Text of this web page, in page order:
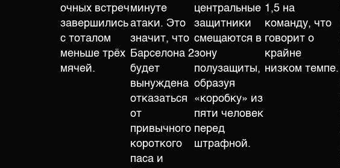
очных встреч
завершились
с тоталом
меньше трёх
мячей.
минуте
атаки. Это
значит, что
Барселона 2
будет
вынуждена
отказаться
от
привычного
короткого
паса и
центральные
защитники
смещаются в
зону
полузащиты,
образуя
«коробку» из
пяти человек
перед
штрафной.
1,5 на
команду, что
говорит о
крайне
низком темпе.